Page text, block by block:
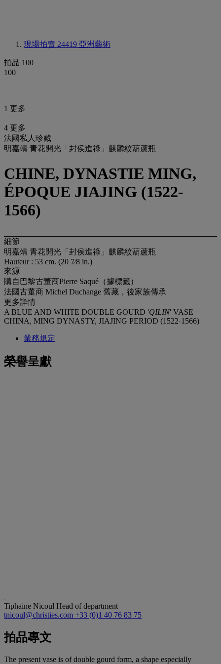
現場拍賣 24419 亞洲藝術
拍品 100
100
1 更多
4 更多
法國私人珍藏
明嘉靖 青花開光「封侯進祿」麒麟紋葫蘆瓶
CHINE, DYNASTIE MING,
ÉPOQUE JIAJING (1522-
1566)
細節
明嘉靖 青花開光「封侯進祿」麒麟紋葫蘆瓶
Hauteur : 53 cm. (20 7⁄8 in.)
來源
購自巴黎古董商Pierre Saqué（據標籤）
法國古董商 Michel Duchange 舊藏，後家族傳承
更多詳情
A BLUE AND WHITE DOUBLE GOURD 'QILIN' VASE
CHINA, MING DYNASTY, JIAJING PERIOD (1522-1566)
業務規定
榮譽呈獻
Tiphaine Nicoul Head of department
tnicoul@christies.com +33 (0)1 40 76 83 75
拍品專文
The present vase is of double gourd form, a shape especially